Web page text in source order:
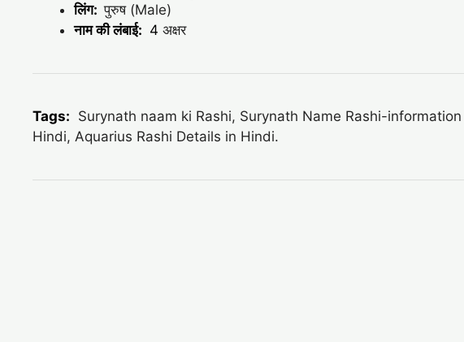
लिंग: पुरुष (Male)
नाम की लंबाई: 4 अक्षर
Tags: Surynath naam ki Rashi, Surynath Name Rashi-
Hindi, Aquarius Rashi Details in Hindi.